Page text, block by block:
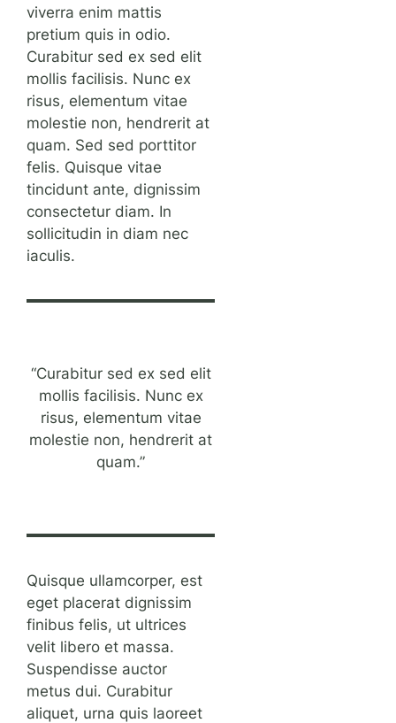
viverra enim mattis
pretium quis in odio.
Curabitur sed ex sed elit
mollis facilisis. Nunc ex
risus, elementum vitae
molestie non, hendrerit at
quam. Sed sed porttitor
felis. Quisque vitae
tincidunt ante, dignissim
consectetur diam. In
sollicitudin in diam nec
iaculis.
“Curabitur sed ex sed elit
mollis facilisis. Nunc ex
risus, elementum vitae
molestie non, hendrerit at
quam.”
Quisque ullamcorper, est
eget placerat dignissim
finibus felis, ut ultrices
velit libero et massa.
Suspendisse auctor
metus dui. Curabitur
aliquet, urna quis laoreet